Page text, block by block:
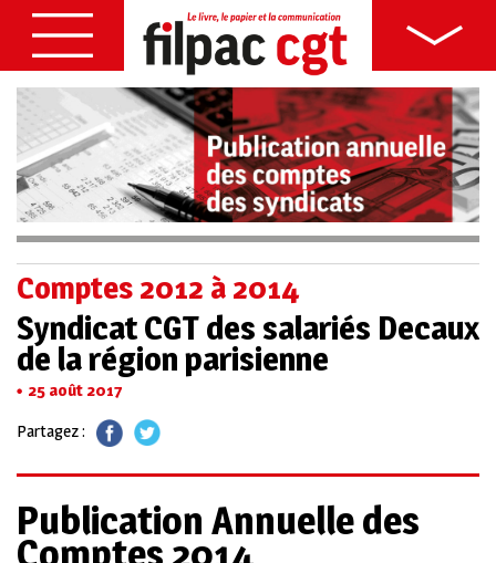
Comptes 2012 à 2014
Syndicat CGT des salariés Decaux
de la région parisienne
25 août 2017
Partagez :
Publication Annuelle des
Comptes 2014